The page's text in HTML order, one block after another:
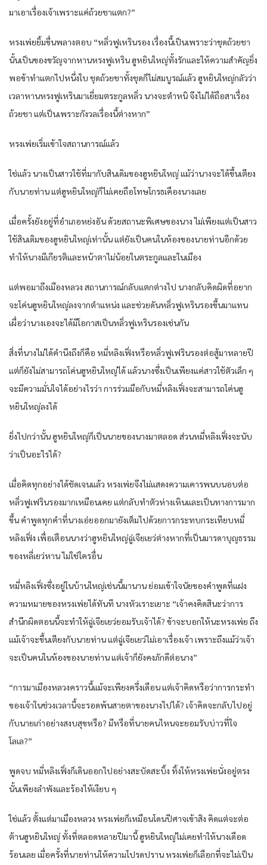
มาเอาเรื่องเจ้าเพราะแค่ถ้วยชาแตก?”
หรงเพ่ยยิ้มขื่นพลางตอบ “หลิ่วฟูเหรินรอง เรื่องนี้เป็นเพราะว่าชุดถ้วยชา
นั้นเป็นของขวัญจากหานหรงฟูเหริน ฮูหยินใหญ่ทั้งรักและให้ความสำคัญยิ่ง
พอข้าทำแตกไปหนึ่งใบ ชุดถ้วยชาทั้งชุดก็ไม่สมบูรณ์แล้ว ฮูหยินใหญ่กลัวว่า
เวลาหานหรงฟูเหรินมาเยี่ยมตระกูลหลิ่ว นางจะตำหนิ จึงไม่ได้ถือสาเรื่อง
ถ้วยชา แต่เป็นเพราะกังวลเรื่องนี้ต่างหาก”
หรงเพ่ยเริ่มเข้าใจสถานการณ์แล้ว
ใช่แล้ว นางเป็นสาวใช้ที่มากับสินเดิมของฮูหยินใหญ่ แม้ว่านางจะได้ขึ้นเตียง
กับนายท่าน แต่ฮูหยินใหญ่ก็ไม่เคยถือโทษโกรธเคืองนางเลย
เมื่อครั้งยังอยู่ที่อำเภอหย่งอัน ด้วยสถานะพิเศษของนาง ไม่เพียงแต่เป็นสาว
ใช้สินเดิมของฮูหยินใหญ่เท่านั้น แต่ยังเป็นคนในห้องของนายท่านอีกด้วย
ทำให้นางมีเกียรติและหน้าตาไม่น้อยในตระกูลและในเมือง
แต่พอมาถึงเมืองหลวง สถานการณ์กลับแตกต่างไป นางกลับคิดผิดที่อยาก
จะโค่นฮูหยินใหญ่ลงจากตำแหน่ง และช่วยดันหลิ่วฟูเหรินรองขึ้นมาแทน
เผื่อว่านางเองจะได้มีโอกาสเป็นหลิ่วฟูเหรินรองเช่นกัน
สิ่งที่นางไม่ได้คำนึงถึงก็คือ หมี่หลิงเฟิ่งหรือหลิ่วฟูเฟรินรองต่อสู้มาหลายปี
แต่ก็ยังไม่สามารถโค่นฮูหยินใหญ่ได้ แล้วนางซึ่งเป็นเพียงแค่สาวใช้ตัวเล็ก ๆ
จะมีความมั่นใจได้อย่างไรว่า การร่วมมือกับหมี่หลิงเฟิ่งจะสามารถโค่นฮู
หยินใหญ่ลงได้
ยิ่งไปกว่านั้น ฮูหยินใหญ่ก็เป็นนายของนางมาตลอด ส่วนหมี่หลิงเฟิ่งจะนับ
ว่าเป็นอะไรได้?
เมื่อคิดทุกอย่างได้ชัดเจนแล้ว หรงเพ่ยจึงไม่แสดงความเคารพนบนอบต่อ
หลิ่วฟูเฟรินรองมากเหมือนเคย แต่กลับทำตัวห่างเหินและเป็นทางการมาก
ขึ้น คำพูดทุกคำที่นางเอ่ยออกมายังเต็มไปด้วยการกระทบกระเทียบหมี่
หลิงเฟิ่ง เพื่อเตือนนางว่าฮูหยินใหญ่ฉู่เจียเยว่ต่างหากที่เป็นมารดาบุญธรรม
ของหลี่เยว่หาน ไม่ใช่ใครอื่น
หมี่หลิงเฟิ่งซึ่งอยู่ในบ้านใหญ่เช่นนี้มานาน ย่อมเข้าใจนัยของคำพูดที่แฝง
ความหมายของหรงเพ่ยได้ทันที นางหัวเราะเยาะ “เจ้าคงคิดสินะว่าการ
สำนึกผิดตอนนี้จะทำให้ฉู่เจียเยว่ยอมรับเจ้าได้? ข้าจะบอกให้นะหรงเพ่ย ถึง
แม้เจ้าจะขึ้นเตียงกับนายท่าน แต่ฉู่เจียเยว่ไม่เอาเรื่องเจ้า เพราะถึงแม้ว่าเจ้า
จะเป็นคนในห้องของนายท่าน แต่เจ้าก็ยังคงภักดีต่อนาง”
“การมาเมืองหลวงคราวนี้แม้จะเพียงครึ่งเดือน แต่เจ้าคิดหรือว่าการกระทำ
ของเจ้าในช่วงเวลานี้จะรอดพ้นสายตาของนางไปได้? เจ้าคิดจะกลับไปอยู่
กับนายเก่าอย่างสงบสุขหรือ? มีหรือที่นายคนไหนจะยอมรับบ่าวที่ใจ
โลเล?”
พูดจบ หมี่หลิงเฟิ่งก็เดินออกไปอย่างสะบัดสะบิ้ง ทิ้งให้หรงเพ่ยนั่งอยู่ตรง
นั้นเพียงลำพังและร้องไห้เงียบ ๆ
ใช่แล้ว ตั้งแต่มาเมืองหลวง หรงเพ่ยก็เหมือนโดนปีศาจเข้าสิง คิดแต่จะต่อ
ต้านฮูหยินใหญ่ ทั้งที่ตลอดหลายปีมานี้ ฮูหยินใหญ่ไม่เคยทำให้นางเดือด
ร้อนเลย เมื่อครั้งที่นายท่านให้ความโปรดปราน หรงเพ่ยก็เลือกที่จะไม่เป็น